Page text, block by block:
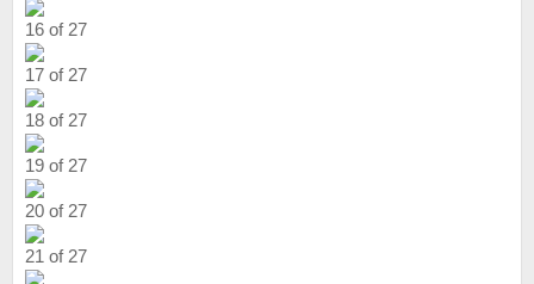
16 of 27
17 of 27
18 of 27
19 of 27
20 of 27
21 of 27